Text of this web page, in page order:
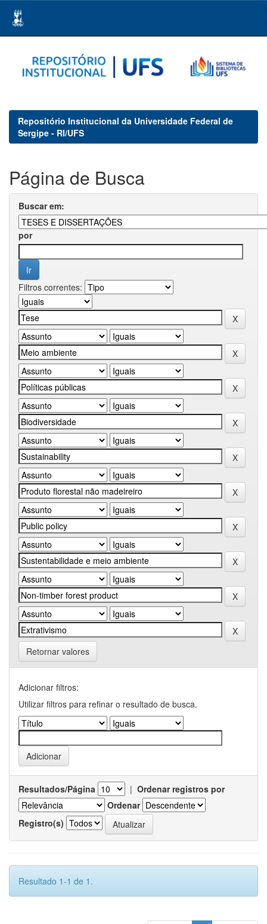
navigation
Repositório Institucional da Universidade Federal de
Sergipe - RI/UFS
Página de Busca
Buscar em:
por
Filtros correntes:
Retornar valores
Adicionar filtros:
Utilizar filtros para refinar o resultado de busca.
Resultados/Página | Ordenar registros por
Ordenar
Registro(s)
Resultado 1-1 de 1.